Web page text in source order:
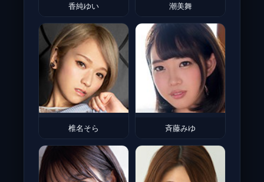
香純ゆい 潮美舞
椎名そら 斉藤みゆ